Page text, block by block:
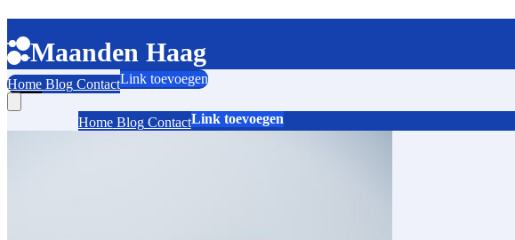
Maanden Haag
Home Blog ContactLink toevoegen
HomeBlogContactLink toevoegen